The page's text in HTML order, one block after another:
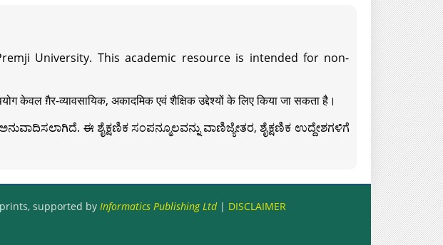
University. This academic resource is intended for non-
केवल ग़ैर-व्यावसायिक, अकादमिक एवं शैक्षिक उद्देश्यों के लिए किया जा सकता है।
ಈ ಶೈಕ್ಷಣಿಕ ಸಂಪನ್ಮೂಲವನ್ನು ವಾಣಿಜ್ಯೇತರ, ಶೈಕ್ಷಣಿಕ ಉದ್ದೇಶಗಳಿಗೆ
supported by Informatics Publishing Ltd| DISCLAIMER